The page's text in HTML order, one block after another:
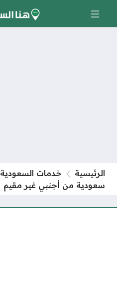
الرئيسية خدمات السعودية
سعودية من أجنبي غير مقيم